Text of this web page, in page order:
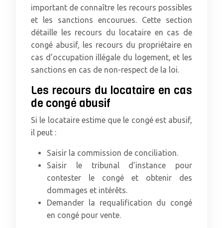
important de connaître les recours possibles
et les sanctions encourues. Cette section
détaille les recours du locataire en cas de
congé abusif, les recours du propriétaire en
cas d’occupation illégale du logement, et les
sanctions en cas de non-respect de la loi.
Les recours du locataire en cas
de congé abusif
Si le locataire estime que le congé est abusif,
il peut :
Saisir la commission de conciliation.
Saisir le tribunal d’instance pour
contester le congé et obtenir des
dommages et intérêts.
Demander la requalification du congé
en congé pour vente.